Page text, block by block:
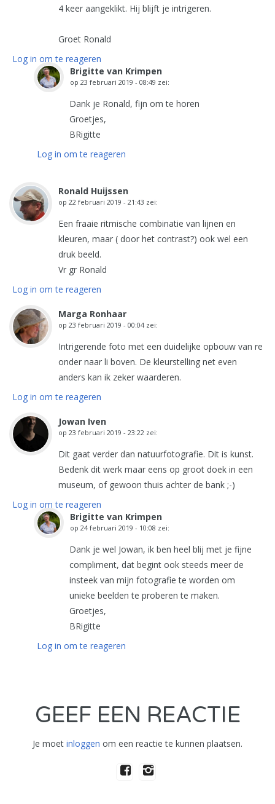
4 keer aangeklikt. Hij blijft je intrigeren.
Groet Ronald
Log in om te reageren
Brigitte van Krimpen
op 23 februari 2019 - 08:49 zei:
Dank je Ronald, fijn om te horen
Groetjes,
BRigitte
Log in om te reageren
Ronald Huijssen
op 22 februari 2019 - 21:43 zei:
Een fraaie ritmische combinatie van lijnen en
kleuren, maar ( door het contrast?) ook wel een
druk beeld.
Vr gr Ronald
Log in om te reageren
Marga Ronhaar
op 23 februari 2019 - 00:04 zei:
Intrigerende foto met een duidelijke opbouw van re
onder naar li boven. De kleurstelling net even
anders kan ik zeker waarderen.
Log in om te reageren
Jowan Iven
op 23 februari 2019 - 23:22 zei:
Dit gaat verder dan natuurfotografie. Dit is kunst.
Bedenk dit werk maar eens op groot doek in een
museum, of gewoon thuis achter de bank ;-)
Log in om te reageren
Brigitte van Krimpen
op 24 februari 2019 - 10:08 zei:
Dank je wel Jowan, ik ben heel blij met je fijne
compliment, dat begint ook steeds meer de
insteek van mijn fotografie te worden om
unieke beelden te proberen te maken.
Groetjes,
BRigitte
Log in om te reageren
GEEF EEN REACTIE
Je moet inloggen om een reactie te kunnen plaatsen.